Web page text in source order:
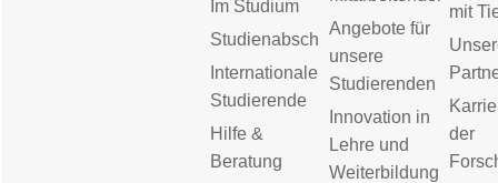
Im Studium
Studienabschluss
Internationale
Studierende
Hilfe &
Beratung
Angebote für
unsere
Studierenden
Innovation in
Lehre und
Weiterbildung
mit
der